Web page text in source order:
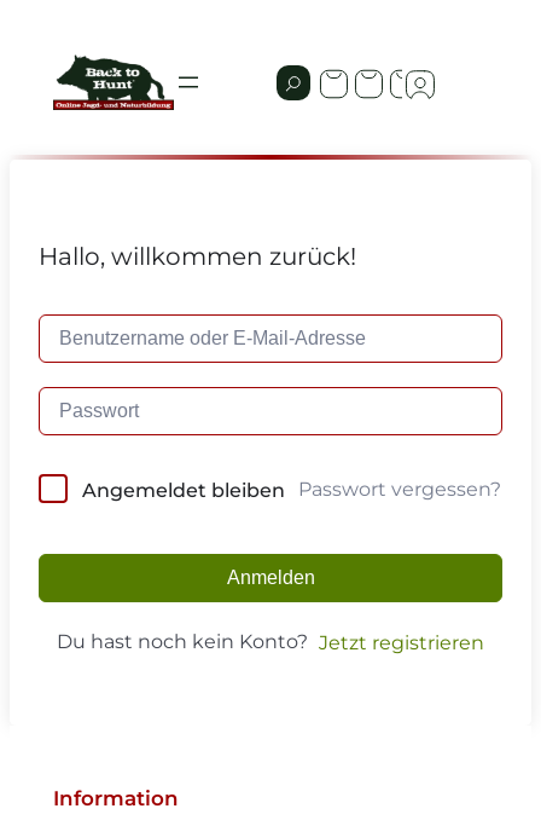
Hallo, willkommen zurück!
Angemeldet bleiben Passwort vergessen?
Anmelden
Du hast noch kein Konto? Jetzt registrieren
Information